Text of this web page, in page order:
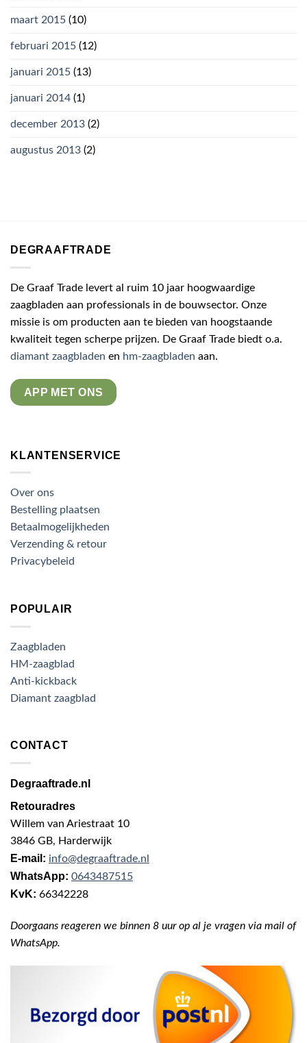
maart 2015 (10)
februari 2015 (12)
januari 2015 (13)
januari 2014 (1)
december 2013 (2)
augustus 2013 (2)
DEGRAAFTRADE
De Graaf Trade levert al ruim 10 jaar hoogwaardige
zaagbladen aan professionals in de bouwsector. Onze
missie is om producten aan te bieden van hoogstaande
kwaliteit tegen scherpe prijzen. De Graaf Trade biedt o.a.
diamant zaagbladen en hm-zaagbladen aan.
APP MET ONS
KLANTENSERVICE
Over ons
Bestelling plaatsen
Betaalmogelijkheden
Verzending & retour
Privacybeleid
POPULAIR
Zaagbladen
HM-zaagblad
Anti-kickback
Diamant zaagblad
CONTACT
Degraaftrade.nl
Retouradres
Willem van Ariestraat 10
3846 GB, Harderwijk
E-mail: info@degraaftrade.nl
WhatsApp: 0643487515
KvK: 66342228
Doorgaans reageren we binnen 8 uur op al je vragen via mail of
WhatsApp.